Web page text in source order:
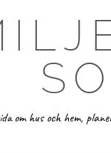
om hus och hem,